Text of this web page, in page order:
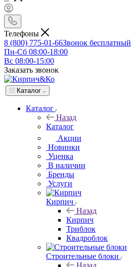
Телефоны
8 (800) 775-01-66Звонок бесплатный
Пн-Сб 08:00-18:00
Вс 08:00-15:00
Заказать звонок
Каталог
Каталог
Назад
Каталог
Акции
Новинки
Уценка
В наличии
Бренды
Услуги
Кирпич
Назад
Кирпич
Триблок
Квадроблок
Строительные блоки
Назад